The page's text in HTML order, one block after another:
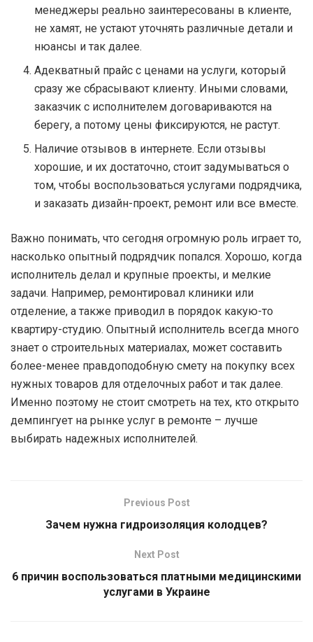
менеджеры реально заинтересованы в клиенте,
не хамят, не устают уточнять различные детали и
нюансы и так далее.
Адекватный прайс с ценами на услуги, который
сразу же сбрасывают клиенту. Иными словами,
заказчик с исполнителем договариваются на
берегу, а потому цены фиксируются, не растут.
Наличие отзывов в интернете. Если отзывы
хорошие, и их достаточно, стоит задумываться о
том, чтобы воспользоваться услугами подрядчика,
и заказать дизайн-проект, ремонт или все вместе.
Важно понимать, что сегодня огромную роль играет то,
насколько опытный подрядчик попался. Хорошо, когда
исполнитель делал и крупные проекты, и мелкие
задачи. Например, ремонтировал клиники или
отделение, а также приводил в порядок какую-то
квартиру-студию. Опытный исполнитель всегда много
знает о строительных материалах, может составить
более-менее правдоподобную смету на покупку всех
нужных товаров для отделочных работ и так далее.
Именно поэтому не стоит смотреть на тех, кто открыто
демпингует на рынке услуг в ремонте – лучше
выбирать надежных исполнителей.
Previous Post
Зачем нужна гидроизоляция колодцев?
Next Post
6 причин воспользоваться платными медицинскими
услугами в Украине